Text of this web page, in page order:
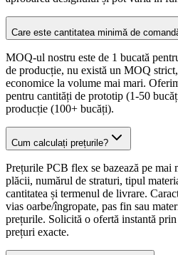
Care este cantitatea minimă de
MOQ-ul nostru este de 1 bucată
de producție, nu există un MOQ
economice la volume mai mari.
pentru cantități de prototip (1-50
producție (100+ bucăți).
Cum calculați prețurile?
Prețurile PCB flex se bazează pe
plăcii, numărul de straturi, tipul
cantitatea și termenul de livrare.
vias oarbe/îngropate, pas fin sau
prețurile. Solicită o ofertă instantă
prețuri exacte.